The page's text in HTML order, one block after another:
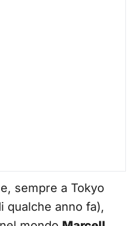
sempre a Tokyo
qualche anno fa),